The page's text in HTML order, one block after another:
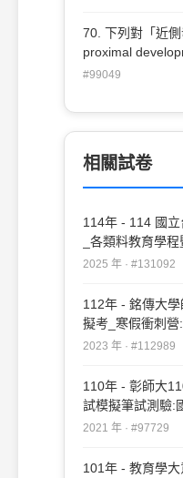
展。 丙、它是介於自
平與成人協助後
70. 下列對「近
proximal
確的？ A.它是兒童潛能所 能
於自己實力所能
可能達到水平之
(B)AB (C)ABD
#99049
相關試卷
114年 - 114 國
_各類料教育學
試題：教育心理
2025 年 · #131092
112年 - 銘傳大
擬考_寒假衝刺
2023 年 · #112989
110年 - 彰師大
試模擬筆試測驗:
與統計教育社會
2021 年 · #97729
101年 - 教育學